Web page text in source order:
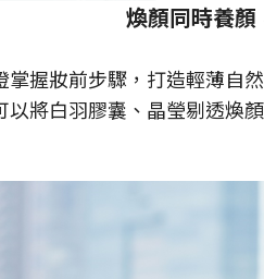
煥顏同時養
握妝前步驟，打造輕薄自
將白羽膠囊、晶瑩剔透煥